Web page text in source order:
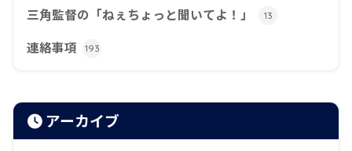
三角監督の「ねぇちょっと聞いてよ！」 13
連絡事項 193
アーカイブ